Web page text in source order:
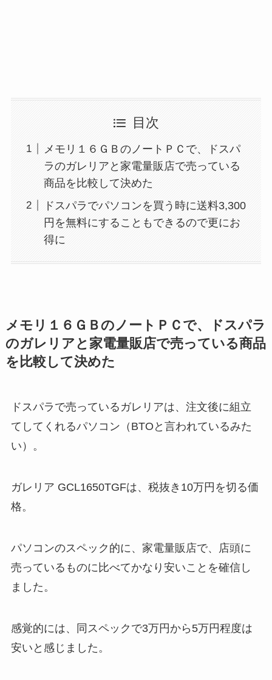
目次
メモリ１６ＧＢのノートＰＣで、ドスパ
ラのガレリアと家電量販店で売っている
商品を比較して決めた
ドスパラでパソコンを買う時に送料3,300
円を無料にすることもできるので更にお
得に
メモリ１６ＧＢのノートＰＣで、ドスパラ
のガレリアと家電量販店で売っている商品
を比較して決めた
ドスパラで売っているガレリアは、注文後に組立
てしてくれるパソコン（BTOと言われているみた
い）。
ガレリア GCL1650TGFは、税抜き10万円を切る価
格。
パソコンのスペック的に、家電量販店で、店頭に
売っているものに比べてかなり安いことを確信し
ました。
感覚的には、同スペックで3万円から5万円程度は
安いと感じました。